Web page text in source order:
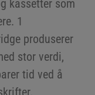
kassetter som
1
produserer
stor verdi,
tid ved å